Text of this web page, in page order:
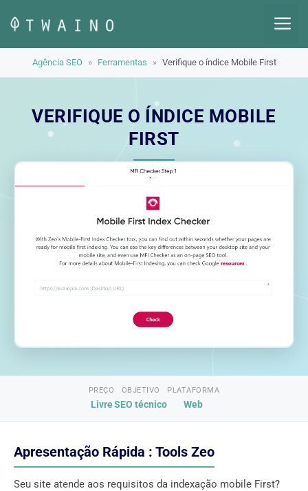
para
o
conteúdo
Agência SEO » Ferramentas » Verifique o índice Mobile First
VERIFIQUE O ÍNDICE MOBILE
FIRST
PREÇO
Livre
OBJETIVO
SEO técnico
PLATAFORMA
Web
Apresentação Rápida : Tools Zeo
Seu site atende aos requisitos da indexação mobile First?